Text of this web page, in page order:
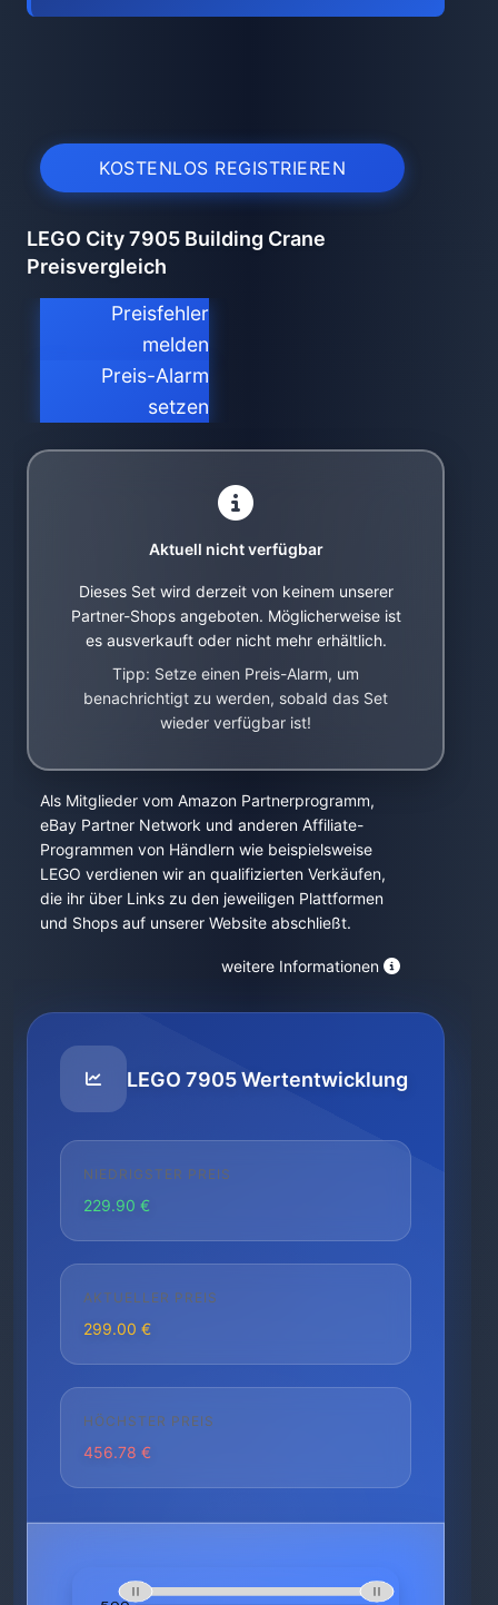
KOSTENLOS REGISTRIEREN
LEGO City 7905 Building Crane
Preisvergleich
Preisfehler
melden
Preis-Alarm
setzen
Aktuell nicht verfügbar
Dieses Set wird derzeit von keinem unserer
Partner-Shops angeboten. Möglicherweise ist
es ausverkauft oder nicht mehr erhältlich.
Tipp: Setze einen Preis-Alarm, um
benachrichtigt zu werden, sobald das Set
wieder verfügbar ist!
Als Mitglieder vom Amazon Partnerprogramm,
eBay Partner Network und anderen Affiliate-
Programmen von Händlern wie beispielsweise
LEGO verdienen wir an qualifizierten Verkäufen,
die ihr über Links zu den jeweiligen Plattformen
und Shops auf unserer Website abschließt.
weitere Informationen
LEGO 7905 Wertentwicklung
NIEDRIGSTER PREIS
229.90 €
AKTUELLER PREIS
299.00 €
HÖCHSTER PREIS
456.78 €